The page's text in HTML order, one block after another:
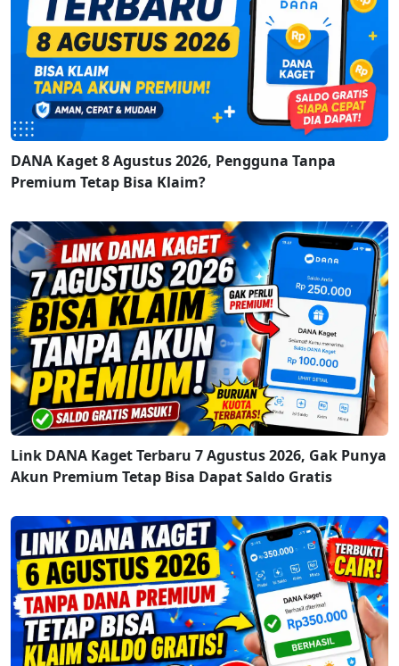
DANA Kaget 8 Agustus 2026, Pengguna Tanpa
Premium Tetap Bisa Klaim?
Link DANA Kaget Terbaru 7 Agustus 2026, Gak Punya
Akun Premium Tetap Bisa Dapat Saldo Gratis